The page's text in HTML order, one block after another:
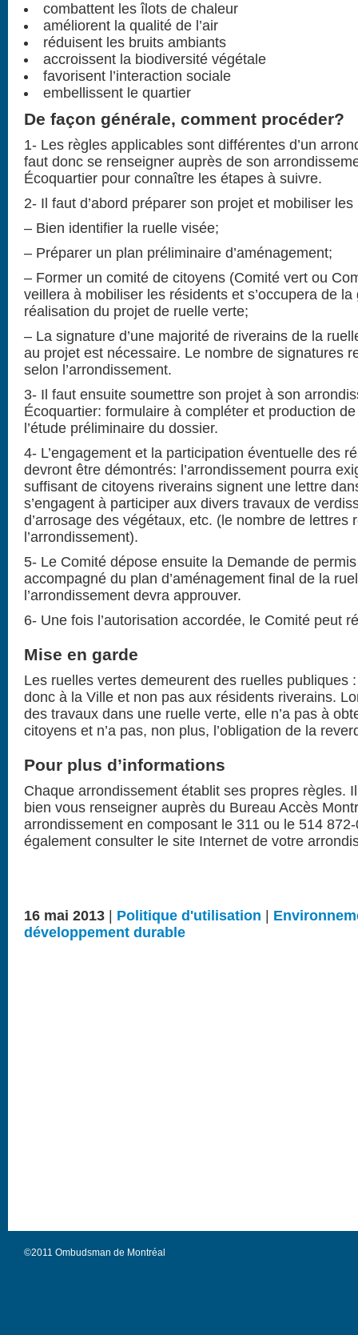
combattent les îlots de chaleur
améliorent la qualité de l’air
réduisent les bruits ambiants
accroissent la biodiversité végétale
favorisent l’interaction sociale
embellissent le quartier
De façon générale, comment procéder?
1- Les règles applicables sont différentes d’un
faut donc se renseigner auprès de son
Écoquartier pour connaître les étapes à suivre.
2- Il faut d’abord préparer son projet et mobiliser
– Bien identifier la ruelle visée;
– Préparer un plan préliminaire d’aménagement;
– Former un comité de citoyens (Comité vert ou
veillera à mobiliser les résidents et s’occupera de
réalisation du projet de ruelle verte;
– La signature d’une majorité de riverains de la
au projet est nécessaire. Le nombre de signatures
selon l’arrondissement.
3- Il faut ensuite soumettre son projet à son
Écoquartier: formulaire à compléter et production
l’étude préliminaire du dossier.
4- L’engagement et la participation éventuelle des
devront être démontrés: l’arrondissement pourra
suffisant de citoyens riverains signent une lettre
s’engagent à participer aux divers travaux de
d’arrosage des végétaux, etc. (le nombre de lettres
l’arrondissement).
5- Le Comité dépose ensuite la Demande de permis
accompagné du plan d’aménagement final de la
l’arrondissement devra approuver.
6- Une fois l’autorisation accordée, le Comité peut
Mise en garde
Les ruelles vertes demeurent des ruelles publiques
donc à la Ville et non pas aux résidents riverains.
des travaux dans une ruelle verte, elle n’a pas à
citoyens et n’a pas, non plus, l’obligation de la
Pour plus d’informations
Chaque arrondissement établit ses propres règles.
bien vous renseigner auprès du Bureau Accès
arrondissement en composant le 311 ou le 514
également consulter le site Internet de votre
16 mai 2013 Politique d'utilisation
développement durable
©2011 Ombudsman de Montréal